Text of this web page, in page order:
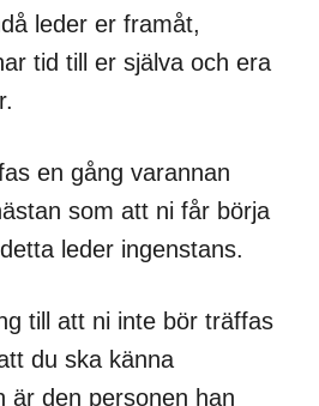
leder er framåt,
tid till er själva och era
en gång varannan
som att ni får börja
leder ingenstans.
till att ni inte bör träffas
du ska känna
är den personen han